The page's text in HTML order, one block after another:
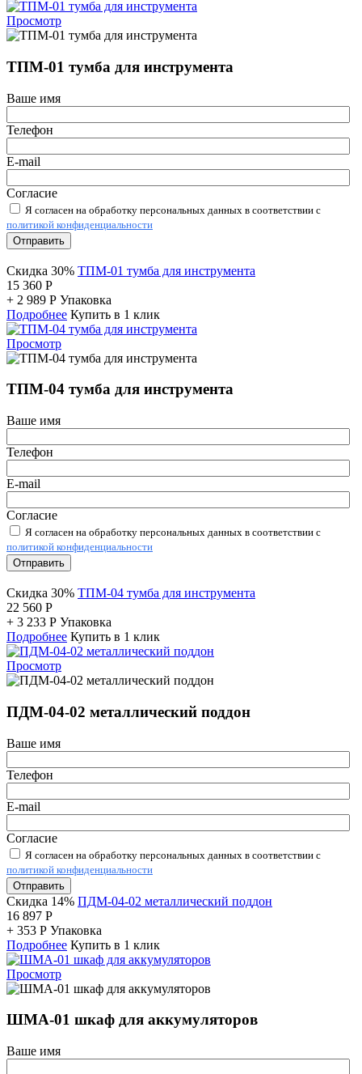
Просмотр
ТПМ-01 тумба для инструмента
Ваше имя
Телефон
E-mail
Согласие
Я согласен на обработку персональных данных в соответствии с
политикой конфиденциальности
Отправить
Скидка 30% ТПМ-01 тумба для инструмента
15 360 Р
+ 2 989 Р Упаковка
Подробнее Купить в 1 клик
Просмотр
ТПМ-04 тумба для инструмента
Ваше имя
Телефон
E-mail
Согласие
Я согласен на обработку персональных данных в соответствии с
политикой конфиденциальности
Отправить
Скидка 30% ТПМ-04 тумба для инструмента
22 560 Р
+ 3 233 Р Упаковка
Подробнее Купить в 1 клик
Просмотр
ПДМ-04-02 металлический поддон
Ваше имя
Телефон
E-mail
Согласие
Я согласен на обработку персональных данных в соответствии с
политикой конфиденциальности
Отправить
Скидка 14% ПДМ-04-02 металлический поддон
16 897 Р
+ 353 Р Упаковка
Подробнее Купить в 1 клик
Просмотр
ШМА-01 шкаф для аккумуляторов
Ваше имя